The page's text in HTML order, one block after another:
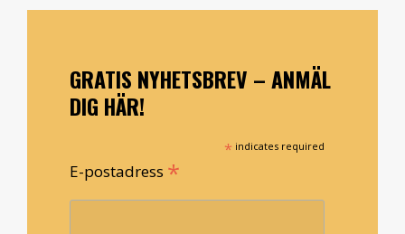
GRATIS NYHETSBREV – ANMÄL
DIG HÄR!
* indicates required
E-postadress *